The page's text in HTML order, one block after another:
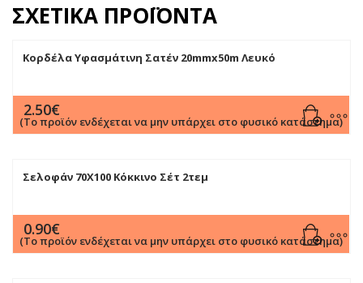
ΣΧΕΤΙΚΆ ΠΡΟΪΌΝΤΑ
Κορδέλα Υφασμάτινη Σατέν 20mmx50m Λευκό
2.50€
(Το προϊόν ενδέχεται να μην υπάρχει στο φυσικό κατάστημα)
Σελοφάν 70Χ100 Κόκκινο Σέτ 2τεμ
0.90€
(Το προϊόν ενδέχεται να μην υπάρχει στο φυσικό κατάστημα)